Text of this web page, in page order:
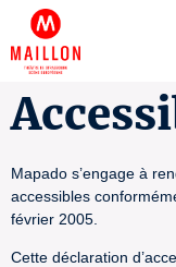
Mapado s’engage à
accessibles
février 2005.
Cette déclaration